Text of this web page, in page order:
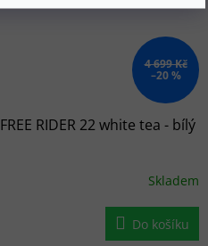
4 699 Kč
–20 %
RIDER 22 white tea - bílý
Skladem
Do košíku